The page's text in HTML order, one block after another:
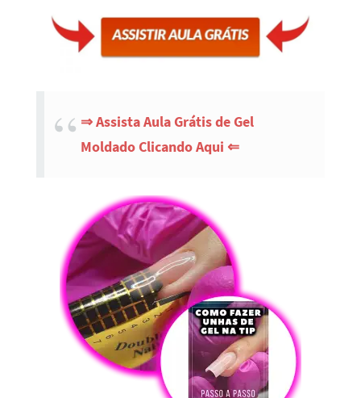
⇒ Assista Aula Grátis de Gel
Moldado Clicando Aqui ⇐